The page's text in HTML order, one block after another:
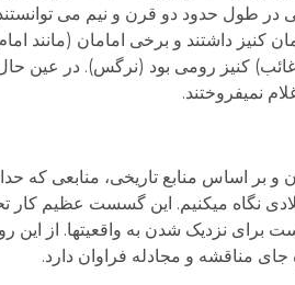
در طول حدود دو قرن و نیم می
کنیز داشتند و برخی امامان (مانند
کنیز رومی بود (نرگس). در عین
نمی­فروختند.
و بر اساس منابع تاریخی، منابعی که
نگاه می­کنیم. این گسست عظیم
نزدیک شدن به واقعیت­ها. از این رو
مناقشه و مجادله فراوان دارد.